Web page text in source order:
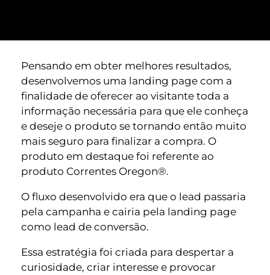
Pensando em obter melhores resultados,
desenvolvemos uma landing page com a
finalidade de oferecer ao visitante toda a
informação necessária para que ele conheça
e deseje o produto se tornando então muito
mais seguro para finalizar a compra. O
produto em destaque foi referente ao
produto Correntes Oregon®.
O fluxo desenvolvido era que o lead passaria
pela campanha e cairia pela landing page
como lead de conversão.
Essa estratégia foi criada para despertar a
curiosidade, criar interesse e provocar